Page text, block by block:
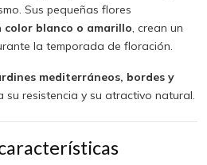
Sus pequeñas flores
color blanco o amarillo, crean un
la temporada de floración.
mediterráneos, bordes y
su resistencia y su atractivo natural.